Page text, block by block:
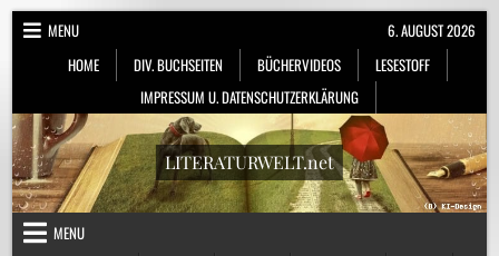
Skip
MENU
HOME
DIV. BUCHSEITEN BÜCHERVIDEOS
LESESTOFF
IMPRESSUM U. DATENSCHUTZERKLÄRUNG
6. AUGUST 2026
LITERATURWELT.net
MENU